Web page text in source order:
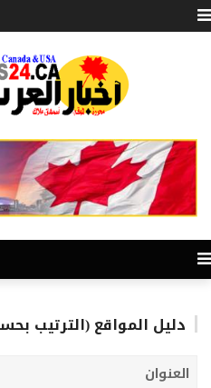
دليل المواقع (الترتيب
العنوان